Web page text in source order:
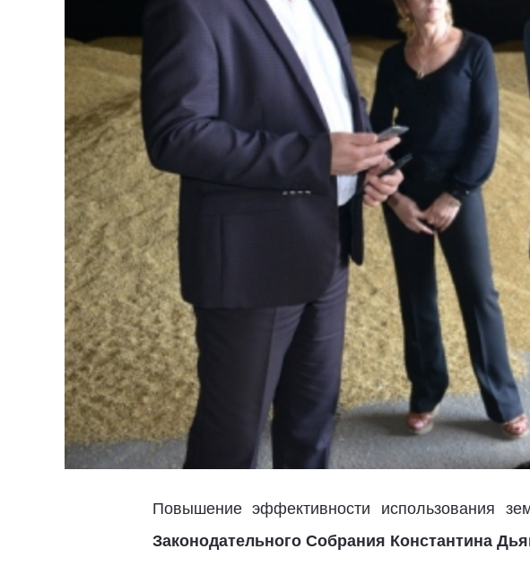
Повышение эффективности использования
Законодательного Собрания Константина